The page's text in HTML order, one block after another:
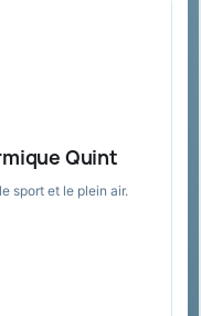
Quint
sport et le plein air.